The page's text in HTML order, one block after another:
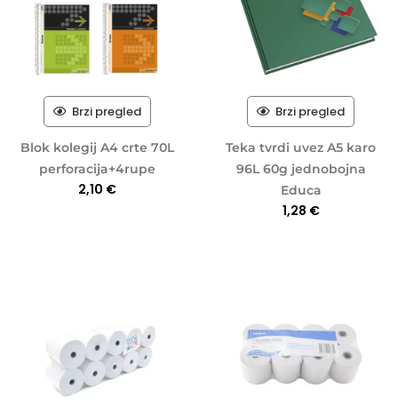
Brzi pregled
Blok kolegij A4 crte 70L
perforacija+4rupe
2,10 €
Brzi pregled
Teka tvrdi uvez A5 karo
96L 60g jednobojna
Educa
1,28 €